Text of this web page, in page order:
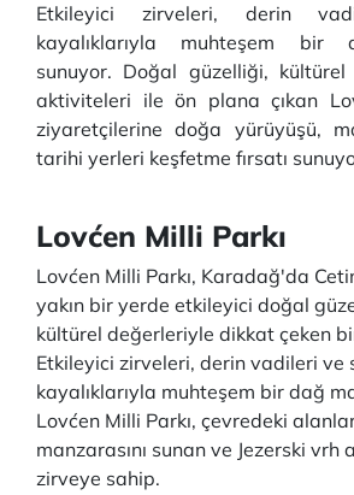
Etkileyici zirveleri, derin
kayalıklarıyla muhteşem bir
sunuyor. Doğal güzelliği,
aktiviteleri ile ön plana çıkan
ziyaretçilerine doğa yürüyüşü,
tarihi yerleri keşfetme fırsatı
Lovćen Milli Parkı
Lovćen Milli Parkı, Karadağ'da
yakın bir yerde etkileyici doğal
kültürel değerleriyle dikkat çeken
Etkileyici zirveleri, derin vadileri ve
kayalıklarıyla muhteşem bir dağ
Lovćen Milli Parkı, çevredeki
manzarasını sunan ve Jezerski vrh
zirveye sahip.